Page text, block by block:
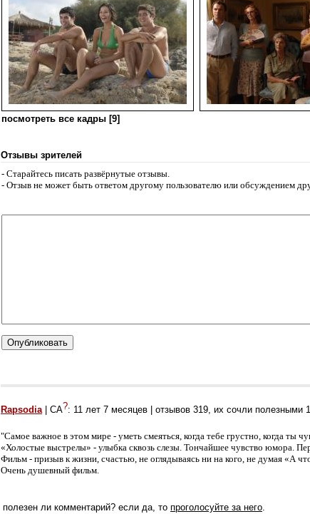
посмотреть все кадры [9]
Отзывы зрителей
- Старайтесь писать развёрнутые отзывы.
- Отзыв не может быть ответом другому пользователю или обсуждением
Rapsodia| СА?: 11 лет 7 месяцев | отзывов 319, их сочли полезными
"Самое важное в этом мире - уметь смеяться, когда тебе грустно, когда ты
«Холостые выстрелы» - улыбка сквозь слезы. Тончайшее чувство юмора.
Фильм - призыв к жизни, счастью, не оглядываясь ни на кого, не думая «А
Очень душевный фильм.
полезен ли комментарий? если да, то проголосуйте за него.